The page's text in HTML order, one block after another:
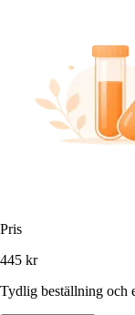
Pris
445 kr
Tydlig beställning och